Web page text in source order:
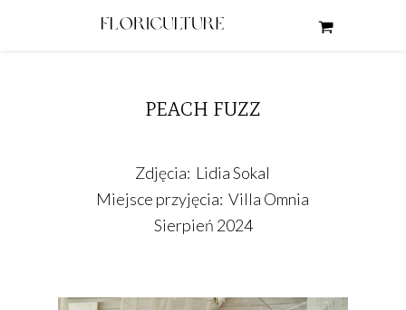
PEACH FUZZ
Zdjęcia: Lidia Sokal
Miejsce przyjęcia: Villa Omnia
Sierpień 2024